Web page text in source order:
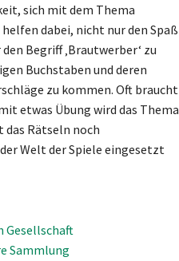
sich mit dem Thema
dabei, nicht nur den Spaß
Begriff ‚Brautwerber‘ zu
Buchstaben und deren
zu kommen. Oft braucht
etwas Übung wird das Thema
Rätseln noch
Welt der Spiele eingesetzt
Gesellschaft
Sammlung